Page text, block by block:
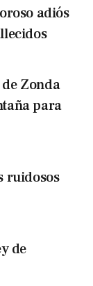
adiós
Zonda
para
ruidosos
de